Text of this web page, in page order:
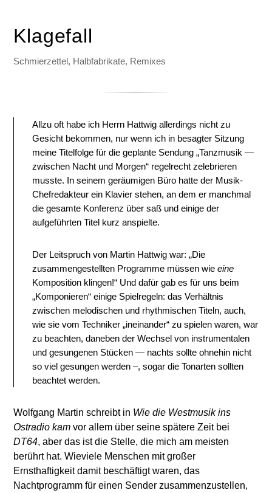
Klagefall
Schmierzettel, Halbfabrikate, Remixes
Allzu oft habe ich Herrn Hattwig allerdings nicht zu
Gesicht bekommen, nur wenn ich in besagter Sitzung
meine Titelfolge für die geplante Sendung „Tanzmusik —
zwischen Nacht und Morgen“ regelrecht zelebrieren
musste. In seinem geräumigen Büro hatte der Musik-
Chefredakteur ein Klavier stehen, an dem er manchmal
die gesamte Konferenz über saß und einige der
aufgeführten Titel kurz anspielte.
Der Leitspruch von Martin Hattwig war: „Die
zusammengestellten Programme müssen wieeine
Komposition klingen!“ Und dafür gab es für uns beim
„Komponieren“ einige Spielregeln: das Verhältnis
zwischen melodischen und rhythmischen Titeln, auch,
wie sie vom Techniker „ineinander“ zu spielen waren, war
zu beachten, daneben der Wechsel von instrumentalen
und gesungenen Stücken — nachts sollte ohnehin nicht
so viel gesungen werden –, sogar die Tonarten sollten
beachtet werden.
Wolfgang Martin schreibt in Wie die Westmusik ins
Ostradio kam vor allem über seine spätere Zeit bei
DT64, aber das ist die Stelle, die mich am meisten
berührt hat. Wieviele Menschen mit großer
Ernsthaftigkeit damit beschäftigt waren, das
Nachtprogramm für einen Sender zusammenzustellen,